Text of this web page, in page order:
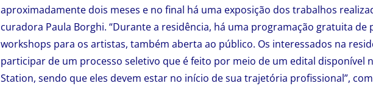
aproximadamente dois meses e no final há uma exposição dos trabalhos
curadora Paula Borghi. “Durante a residência, há uma programação gratuita de
workshops para os artistas, também aberta ao público. Os interessados na
participar de um processo seletivo que é feito por meio de um edital disponível
Station, sendo que eles devem estar no início de sua trajetória profissional”,